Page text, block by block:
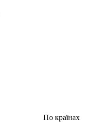
По країнах